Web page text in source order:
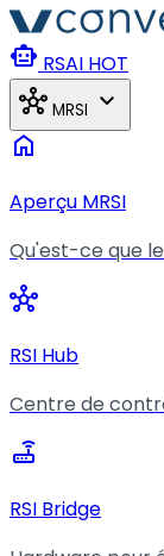
Aller au
smart_toy RSAI HOT
hub MRSI expand_more
home
Aperçu MRSI
Qu'est-ce que
hub
RSI Hub
Centre de
router
RSI Bridge